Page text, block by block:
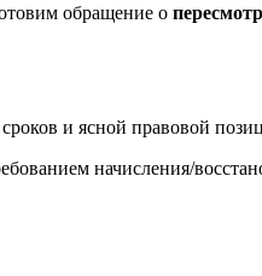
обращение о
и ясной правовой
начисления/